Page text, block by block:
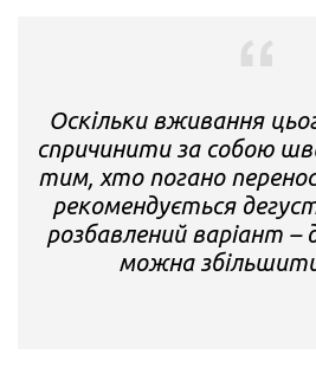
Оскільки вживання
спричинити за собою
тим, хто погано
рекомендується
розбавлений варіант –
можна збільшити